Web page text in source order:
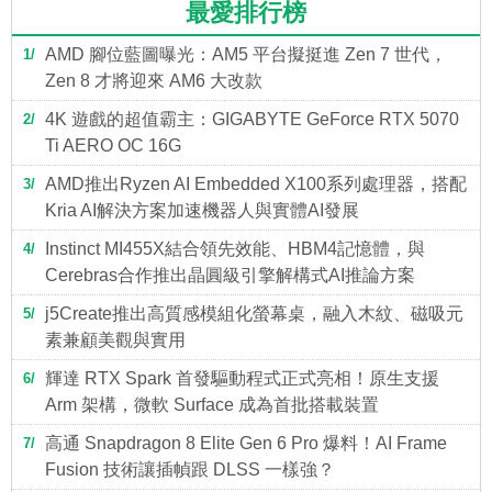
最愛排行榜
1
AMD 腳位藍圖曝光：AM5 平台擬挺進 Zen 7 世代，
Zen 8 才將迎來 AM6 大改款
2
4K 遊戲的超值霸主：GIGABYTE GeForce RTX 5070
Ti AERO OC 16G
3
AMD推出Ryzen AI Embedded X100系列處理器，搭配
Kria AI解決方案加速機器人與實體AI發展
4
Instinct MI455X結合領先效能、HBM4記憶體，與
Cerebras合作推出晶圓級引擎解構式AI推論方案
5
j5Create推出高質感模組化螢幕桌，融入木紋、磁吸元
素兼顧美觀與實用
6
輝達 RTX Spark 首發驅動程式正式亮相！原生支援
Arm 架構，微軟 Surface 成為首批搭載裝置
7
高通 Snapdragon 8 Elite Gen 6 Pro 爆料！AI Frame
Fusion 技術讓插幀跟 DLSS 一樣強？